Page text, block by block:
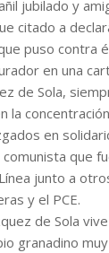
jubilado y
citado a
puso contra
en una
de Sola,
la
en
que
junto a
y el PCE.
de Sola
granadino